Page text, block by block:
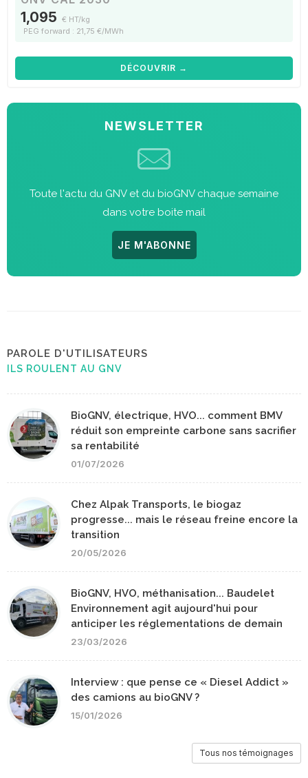
1,095 € HT/kg
PEG forward : 21,75 €/MWh
DÉCOUVRIR →
NEWSLETTER
Toute l'actu du GNV et du bioGNV chaque semaine
dans votre boite mail
JE M'ABONNE
PAROLE D'UTILISATEURS
ILS ROULENT AU GNV
BioGNV, électrique, HVO... comment BMV
réduit son empreinte carbone sans sacrifier
sa rentabilité
01/07/2026
Chez Alpak Transports, le biogaz
progresse... mais le réseau freine encore la
transition
20/05/2026
BioGNV, HVO, méthanisation... Baudelet
Environnement agit aujourd'hui pour
anticiper les réglementations de demain
23/03/2026
Interview : que pense ce « Diesel Addict »
des camions au bioGNV ?
15/01/2026
Tous nos témoignages